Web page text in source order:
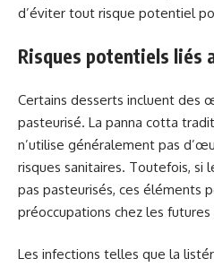
d’éviter tout risque potentiel
Risques potentiels liés
Certains desserts incluent des
pasteurisé. La panna cotta
n’utilise généralement pas
risques sanitaires. Toutefois, si
pas pasteurisés, ces éléments
préoccupations chez les futures
Les infections telles que la